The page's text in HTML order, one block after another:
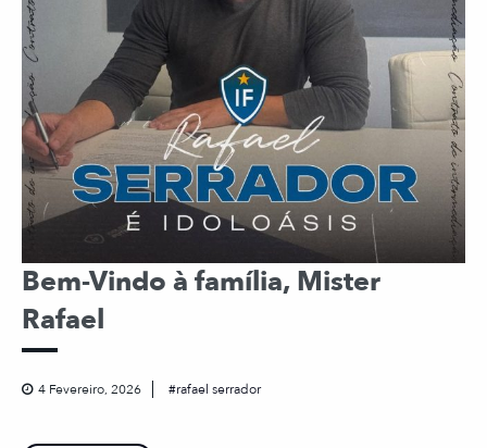
Bem-Vindo à família, Mister
Rafael
4 Fevereiro, 2026 rafael serrador